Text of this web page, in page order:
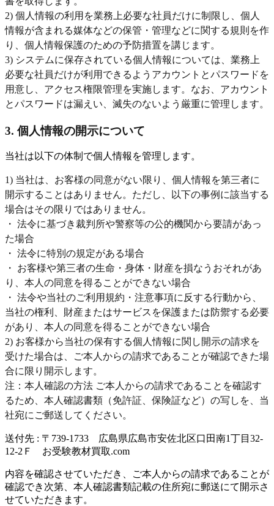
2) 個人情報の利用を業務上必要な社員だけに制限し、個人
情報が含まれる媒体などの保管・管理などに関する規則を作
り、個人情報保護のための予防措置を講じます。
3) システムに保存されている個人情報については、業務上
必要な社員だけが利用できるようアカウントとパスワードを
用意し、アクセス権限管理を実施します。なお、アカウント
とパスワードは漏えい、滅失のないよう厳重に管理します。
3. 個人情報の開示について
当社は以下の体制で個人情報を管理します。
1) 当社は、お客様の同意がない限り、個人情報を第三者に
開示することはありません。ただし、以下の事例に該当する
場合はその限りではありません。
・ 法令に基づき裁判所や警察等の公的機関から要請があっ
た場合
・ 法令に特別の規定がある場合
・ お客様や第三者の生命・身体・財産を損なうおそれがあ
り、本人の同意を得ることができない場合
・ 法令や当社のご利用規約・注意事項に反する行動から、
当社の権利、財産またはサービスを保護または防禦する必要
があり、本人の同意を得ることができない場合
2) お客様から当社の保有する個人情報に関し開示の請求を
受けた場合は、ご本人からの請求であることが確認できた場
合に限り開示します。
注：本人確認の方法 ご本人からの請求であることを確認す
るため、本人確認書類（免許証、保険証など）の写しを、当
社宛にご郵送してください。
送付先 : 〒739-1733 広島県広島市安佐北区口田南1丁目32-
12-2Ｆ お受験教材買取.com
内容を確認させていただき、ご本人からの請求であることが
確認でき次第、本人確認書類記載の住所宛に郵送にて開示さ
せていただきます。